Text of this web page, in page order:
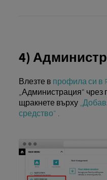
4)
Влезте в профила си в
„Администрация“ чрез
щракнете върху
средство“ .